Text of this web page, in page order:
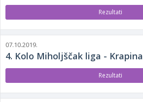
Rezultati
07.10.2019.
4. Kolo Miholjščak liga - Krapina
Rezultati